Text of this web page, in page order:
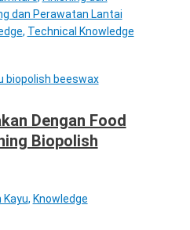
dan Perawatan Lantai
, Technical Knowledge
Dengan Food
Biopolish
Kayu, Knowledge